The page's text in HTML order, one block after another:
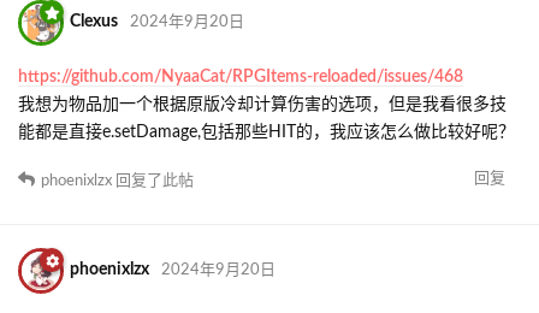
Clexus 2024年9月20日
https://github.com/NyaaCat/RPGItems-reloaded/issues/468
我想为物品加一个根据原版冷却计算伤害的选项，但是我看很多技
能都是直接e.setDamage,包括那些HIT的，我应该怎么做比较好呢？
回复
phoenixlzx 回复了此帖
phoenixlzx 2024年9月20日